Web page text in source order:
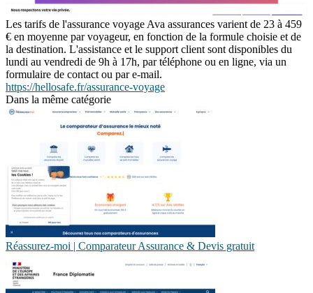
Les tarifs de l'assurance voyage Ava assurances varient de 23 à 459
€ en moyenne par voyageur, en fonction de la formule choisie et de
la destination. L'assistance et le support client sont disponibles du
lundi au vendredi de 9h à 17h, par téléphone ou en ligne, via un
formulaire de contact ou par e-mail.
https://hellosafe.fr/assurance-voyage
Dans la même catégorie
Réassurez-moi | Comparateur Assurance & Devis gratuit